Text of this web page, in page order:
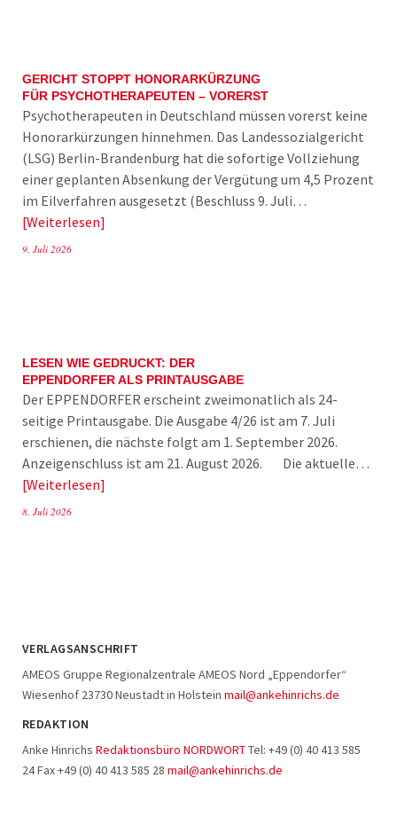
GERICHT STOPPT HONORARKÜRZUNG
FÜR PSYCHOTHERAPEUTEN – VORERST
Psychotherapeuten in Deutschland müssen vorerst keine
Honorarkürzungen hinnehmen. Das Landessozialgericht
(LSG) Berlin-Brandenburg hat die sofortige Vollziehung
einer geplanten Absenkung der Vergütung um 4,5 Prozent
im Eilverfahren ausgesetzt (Beschluss 9. Juli…
Weiterlesen
9. Juli 2026
LESEN WIE GEDRUCKT: DER
EPPENDORFER ALS PRINTAUSGABE
Der EPPENDORFER erscheint zweimonatlich als 24-
seitige Printausgabe. Die Ausgabe 4/26 ist am 7. Juli
erschienen, die nächste folgt am 1. September 2026.
Anzeigenschluss ist am 21. August 2026. Die aktuelle…
Weiterlesen
8. Juli 2026
VERLAGSANSCHRIFT
AMEOS Gruppe Regionalzentrale AMEOS Nord „Eppendorfer“
Wiesenhof 23730 Neustadt in Holstein mail@ankehinrichs.de
REDAKTION
Anke Hinrichs Redaktionsbüro NORDWORTTel: +49 (0) 40 413 585
24 Fax +49 (0) 40 413 585 28 mail@ankehinrichs.de